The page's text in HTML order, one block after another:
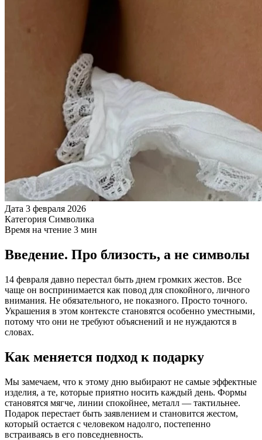
Дата 3 февраля 2026
Категория Символика
Время на чтение 3 мин
Введение. Про близость, а не символы
14 февраля давно перестал быть днем громких жестов. Все
чаще он воспринимается как повод для спокойного, личного
внимания. Не обязательного, не показного. Просто точного.
Украшения в этом контексте становятся особенно уместными,
потому что они не требуют объяснений и не нуждаются в
словах.
Как меняется подход к подарку
Мы замечаем, что к этому дню выбирают не самые эффектные
изделия, а те, которые приятно носить каждый день. Формы
становятся мягче, линии спокойнее, металл — тактильнее.
Подарок перестает быть заявлением и становится жестом,
который остается с человеком надолго, постепенно
встраиваясь в его повседневность.